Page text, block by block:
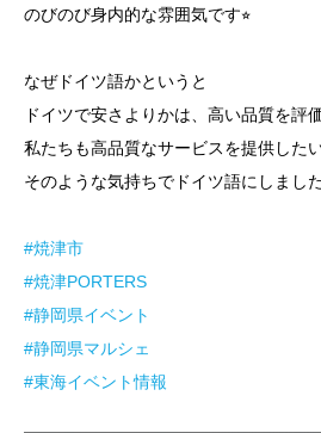
のびのび身内的な雰囲気です⭐︎
なぜドイツ語かというと
ドイツで安さよりかは、高い品質を評
私たちも高品質なサービスを提供した
そのような気持ちでドイツ語にしまし
#焼津市
#焼津PORTERS
#静岡県イベント
#静岡県マルシェ
#東海イベント情報